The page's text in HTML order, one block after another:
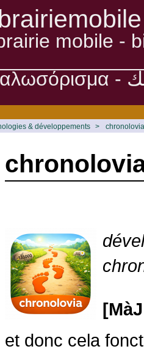
mobile -
& développements >
et donc cela